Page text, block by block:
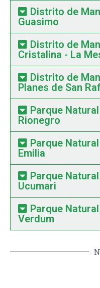
Distrito de
Guasimo
Distrito de
Cristalina - La
Distrito de
Planes de San
Parque
Rionegro
Parque
Emilia
Parque
Ucumari
Parque
Verdum